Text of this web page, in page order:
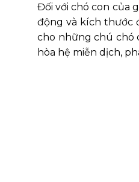
Đối với chó con của
động và kích thước
cho những chú chó
hòa hệ miễn dịch,